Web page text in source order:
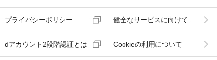
プライバシーポリシー 健全なサービスに向けて
dアカウント2段階認証とは Cookieの利用について